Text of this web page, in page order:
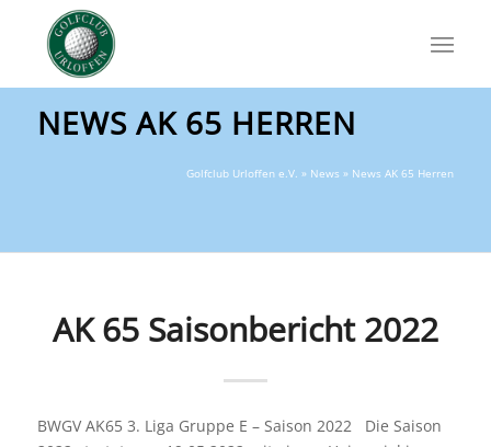
NEWS AK 65 HERREN
Golfclub Urloffen e.V. » News » News AK 65 Herren
AK 65 Saisonbericht 2022
BWGV AK65 3. Liga Gruppe E – Saison 2022 Die Saison